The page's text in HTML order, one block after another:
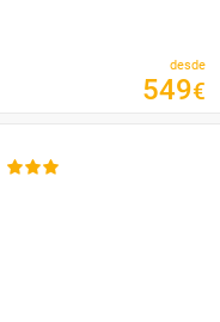
desde
549€